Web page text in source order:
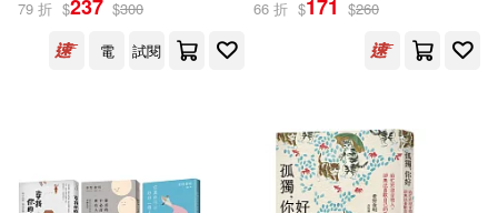
79 折 $237 $300
電
試閱
66 折 $171 $260